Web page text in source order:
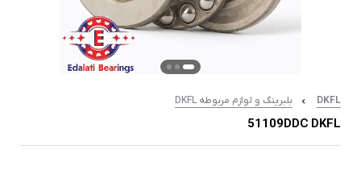
DKFL بلبرینگ و لوازم مربوطه DKFL
51109DDC DKFL